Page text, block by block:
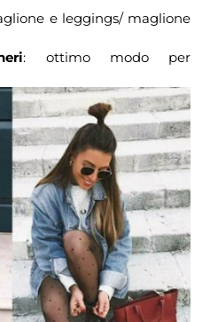
e leggings/ maglione
: ottimo modo per